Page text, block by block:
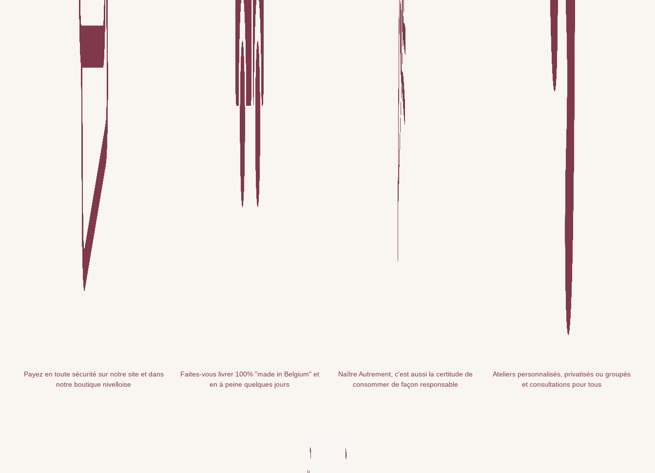
Payez en toute sécurité sur notre site et dans
notre boutique nivelloise
Faites-vous livrer 100% "made in Belgium" et
en à peine quelques jours
Naître Autrement, c'est aussi la certitude de
consommer de façon responsable
Ateliers personnalisés, privatisés ou groupés
et consultations pour tous